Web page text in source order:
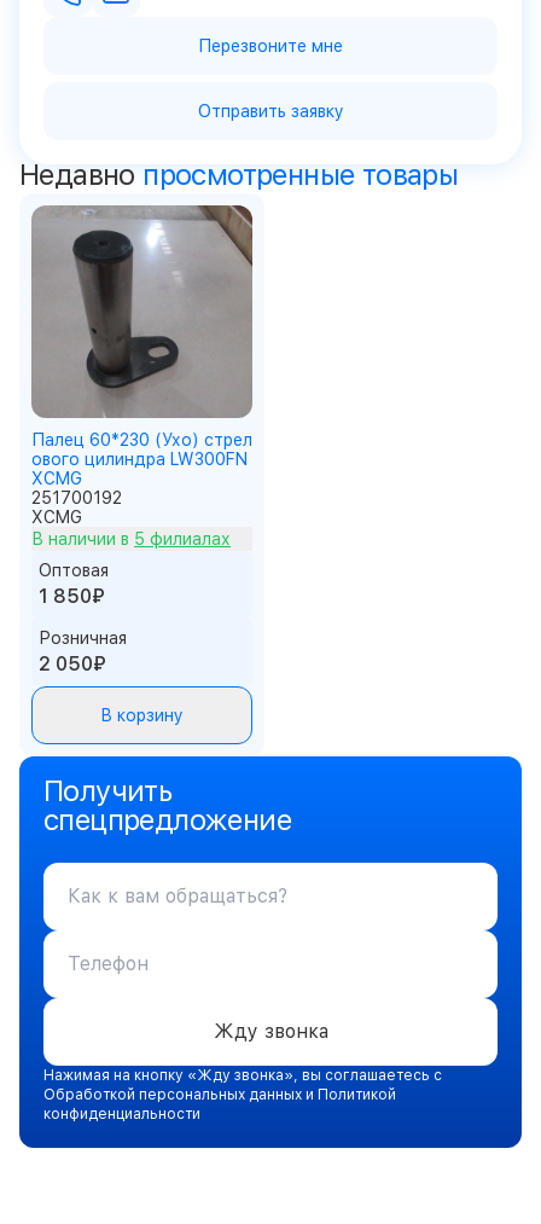
Перезвоните мне
Отправить заявку
Недавно просмотренные товары
Палец 60*230 (Ухо) стрел
ового цилиндра LW300FN
XCMG
251700192
XCMG
В наличии в 5 филиалах
Оптовая
1 850₽
Розничная
2 050₽
В корзину
Получить
спецпредложение
Жду звонка
Нажимая на кнопку «Жду звонка», вы соглашаетесь с
Обработкой персональных данных и Политикой
конфиденциальности